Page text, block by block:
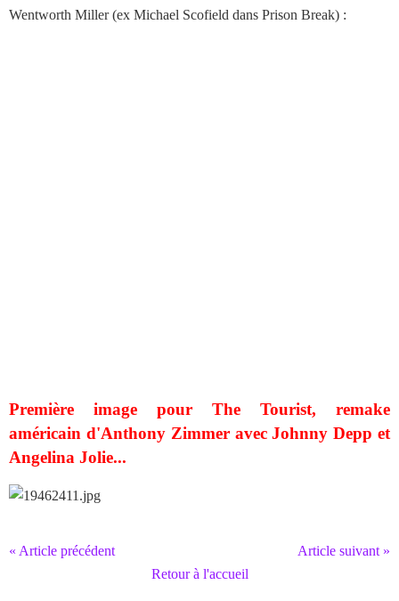
Wentworth Miller (ex Michael Scofield dans Prison Break) :
Première image pour The Tourist, remake
américain d'Anthony Zimmer avec Johnny Depp et
Angelina Jolie...
« Article précédent
Article suivant »
Retour à l'accueil